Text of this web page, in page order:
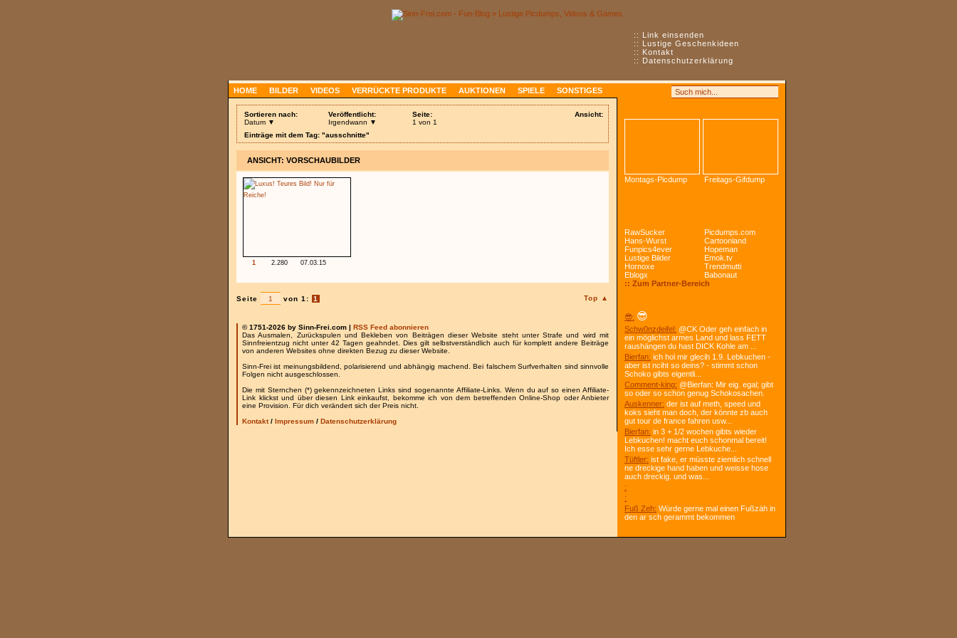
:: Link einsenden
:: Lustige Geschenkideen
:: Kontakt
:: Datenschutzerklärung
HOME BILDER VIDEOS VERRÜCKTE PRODUKTE AUKTIONEN SPIELE SONSTIGES
Ansicht:
Sortieren nach:
Datum ▼
Veröffentlicht:
Irgendwann ▼
Seite:
1 von 1
Einträge mit dem Tag: "ausschnitte"
ANSICHT: VORSCHAUBILDER
1 2.280 07.03.15
Top ▲
Seite von 1: 1
© 1751-2026 by Sinn-Frei.com | RSS Feed abonnieren
Das Ausmalen, Zurückspulen und Bekleben von Beiträgen dieser Website steht unter Strafe und wird mit
Sinnfreientzug nicht unter 42 Tagen geahndet. Dies gilt selbstverständlich auch für komplett andere Beiträge
von anderen Websites ohne direkten Bezug zu dieser Website.
Sinn-Frei ist meinungsbildend, polarisierend und abhängig machend. Bei falschem Surfverhalten sind sinnvolle
Folgen nicht ausgeschlossen.
Die mit Sternchen (*) gekennzeichneten Links sind sogenannte Affiliate-Links. Wenn du auf so einen Affiliate-
Link klickst und über diesen Link einkaufst, bekomme ich von dem betreffenden Online-Shop oder Anbieter
eine Provision. Für dich verändert sich der Preis nicht.
Kontakt/ Impressum / Datenschutzerklärung
Montags-Picdump Freitags-Gifdump
RawSucker
Picdumps.com
Hans-Wurst
Cartoonland
Funpics4ever
Hopeman
Lustige Bilder
Emok.tv
Hornoxe
Trendmutti
Eblogx
Babonaut
:: Zum Partner-Bereich
😎: 😎
Schw0nzdeifel: @CK Oder geh einfach in
ein möglichst armes Land und lass FETT
raushängen du hast DICK Kohle am ...
Bierfan: ich hol mir glecih 1.9. Lebkuchen -
aber ist nciht so deins? - stimmt schon
Schoko gibts eigentli...
Comment-king: @Bierfan: Mir eig. egal; gibt
so oder so schon genug Schokosachen.
Auskenner: der ist auf meth, speed und
koks sieht man doch, der könnte zb auch
gut tour de france fahren usw...
Bierfan: in 3 + 1/2 wochen gibts wieder
Lebkuchen! macht euch schonmal bereit!
Ich esse sehr gerne Lebkuche...
Tüftler: ist fake, er müsste ziemlich schnell
ne dreckige hand haben und weisse hose
auch dreckig. und was...
:
:
Fuß Zeh: Würde gerne mal einen Fußzäh in
den ar sch gerammt bekommen